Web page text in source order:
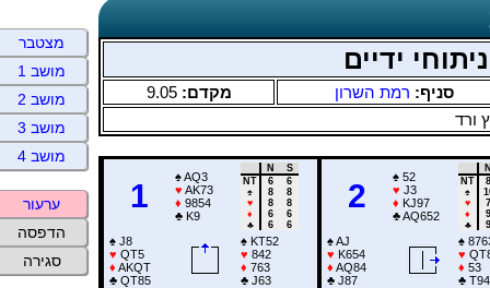
ידיים
סניף: רמת השרון מקדם:9.05
ורד
1
♠AQ3
♥ AK73
♦ 9854
♣ K9
N
S
NT
6
6
♠
8
8
♥
8
8
♦
6
6
♣
6 6
♠ J8
♥ QT5
♦ AKQT
♣ QT85
♠ KT52
♥ 842
♦ 763
♣ J63
2
♠ 52
♥ J3
♦ KJ97
♣AQ652
NT
8
♠
♥
7
♦
9
♣
9
♠AJ
♥ K654
♦ AQ84
♣ J87
♠
♥
♦ 53
♣ T94
מצטבר
מושב 1
מושב 2
מושב 3
מושב 4
ערעור
הדפסה
סגירה